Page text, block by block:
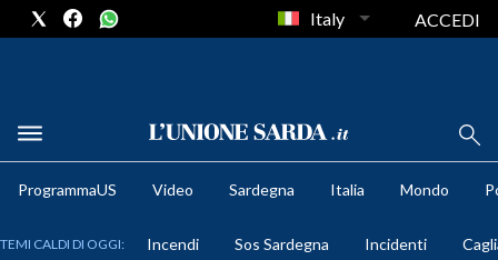
METEO
Italy ACCEDI
ProgrammaUS Video Sardegna Italia Mondo
TEMI CALDI DI OGGI: Incendi Sos Sardegna Incidenti